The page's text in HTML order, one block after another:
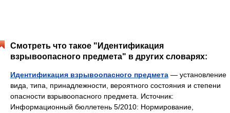
Смотреть что такое "Идентификация
взрывоопасного предмета" в других словарях:
Идентификация взрывоопасного предмета — установление
вида, типа, принадлежности, вероятного состояния и степени
опасности взрывоопасного предмета. Источник:
Информационный бюллетень 5/2010: Нормирование,